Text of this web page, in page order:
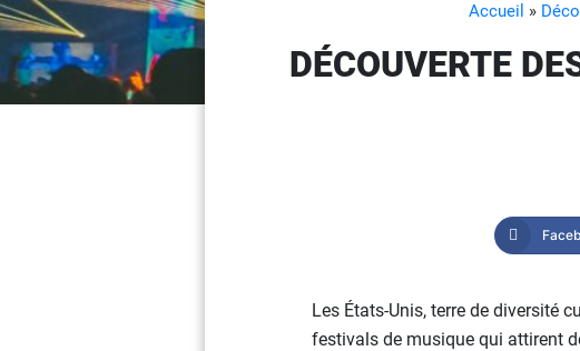
Accueil »
DÉCOUVERTE
Les États-Unis, terre de diversité
festivals de musique qui attirent